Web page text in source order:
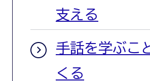
支える
手話を学ぶこ
くる